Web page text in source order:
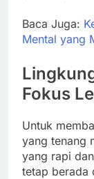
Baca Juga:
Mental yang
Fokus
Untuk
yang tenang
yang rapi
tetap berada